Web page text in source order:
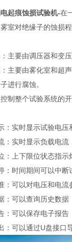
起痕蚀损试验机-在
室对绝缘子的蚀损
主要由调压器和变
主要由雾化室和超
进行腐蚀。
制整个试验系统的开
：实时显示试验电压
：实时显示负载电流
：上下限位状态指示
：时间期间可以中
：可以对电压和电流
：可以查询历史数据
：可以保存电子报告
：可以通过U盘接口